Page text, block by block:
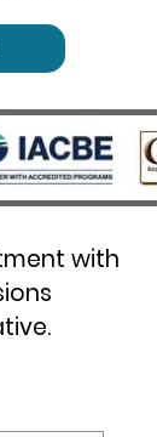
with